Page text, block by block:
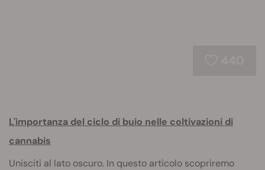
L'importanza del ciclo di buio nelle coltivazioni di
cannabis
Unisciti al lato oscuro. In questo articolo scopriremo